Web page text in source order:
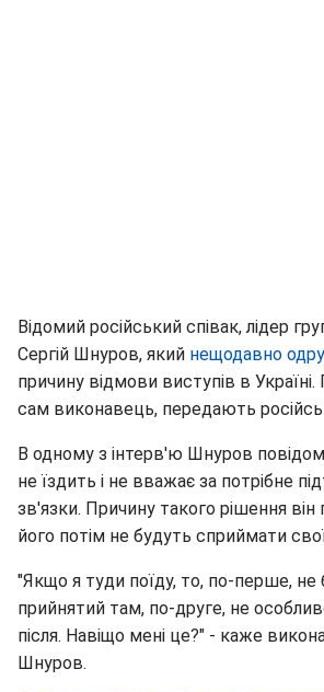
Відомий російський співак, лідер
Сергій Шнуров, який нещодавно
причину відмови виступів в
сам виконавець, передають
В одному з інтерв'ю Шнуров
не їздить і не вважає за потрібне
зв'язки. Причину такого рішення
його потім не будуть сприймати
"Якщо я туди поїду, то, по-перше, не
прийнятий там, по-друге, не
після. Навіщо мені це?" - каже
Шнуров.